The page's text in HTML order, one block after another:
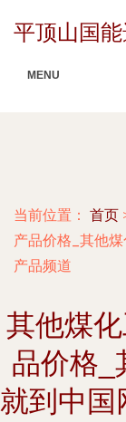
平顶山国
MENU
当前位置： 首页
产品价格_其他
产品频道
其他煤
品价格_
就到中国